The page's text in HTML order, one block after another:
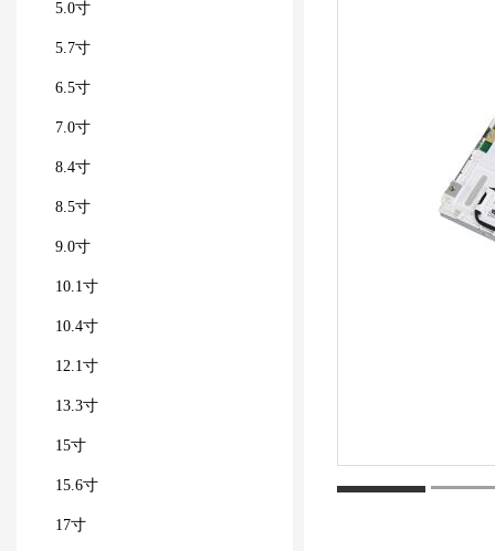
5.0寸
5.7寸
6.5寸
7.0寸
8.4寸
8.5寸
9.0寸
10.1寸
10.4寸
12.1寸
13.3寸
15寸
15.6寸
17寸